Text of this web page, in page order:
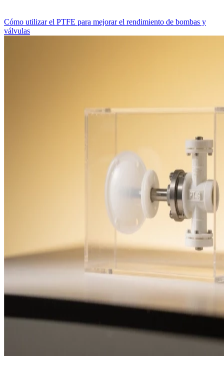
Cómo utilizar el PTFE para mejorar el rendimiento de bombas y
válvulas